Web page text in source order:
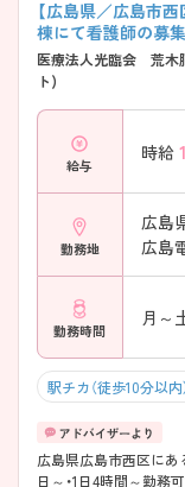
【広島県／広島市
棟にて看護師の募
医療法人光臨会 荒木
ト)
給与
時給
勤務地
広島
広島
勤務時間
月～
駅チカ（徒歩10分以内
広島県広島市西区にあ
日～・1日4時間～勤